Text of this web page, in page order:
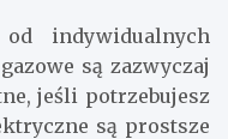
indywidualnych
są zazwyczaj
jeśli potrzebujesz
są prostsze